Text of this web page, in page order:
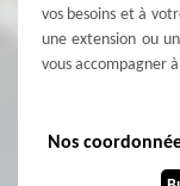
vos besoins et à
une extension ou
vous accompagner
Nos